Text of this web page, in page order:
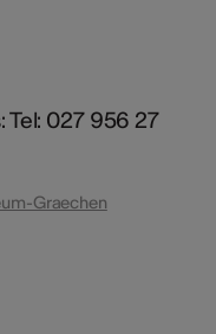
Tel: 027 956 27
Graechen